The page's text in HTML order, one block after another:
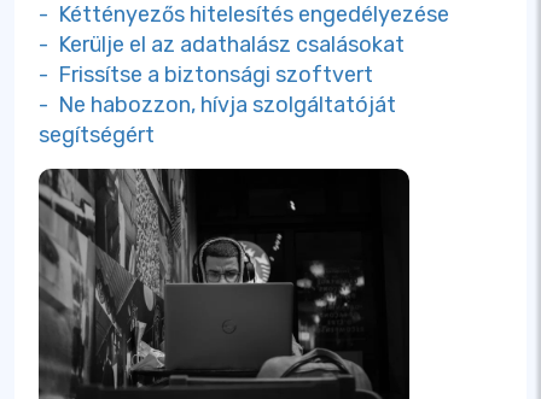
- Kéttényezős hitelesítés engedélyezése
- Kerülje el az adathalász csalásokat
- Frissítse a biztonsági szoftvert
- Ne habozzon, hívja szolgáltatóját
segítségért